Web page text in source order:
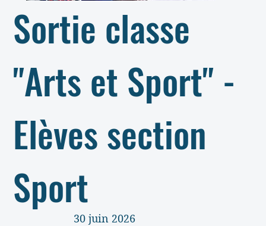
Sortie classe
"Arts et Sport" -
Elèves section
Sport
30 juin 2026